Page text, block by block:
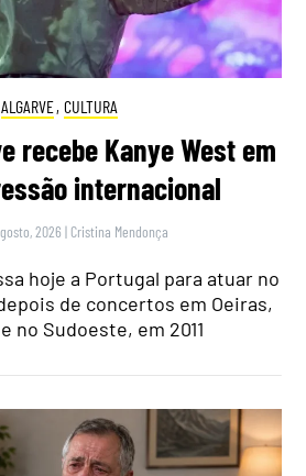
ALGARVE, CULTURA
recebe Kanye West em
internacional
2026 | Cristina Mendonça
hoje a Portugal para atuar no
de concertos em Oeiras,
no Sudoeste, em 2011